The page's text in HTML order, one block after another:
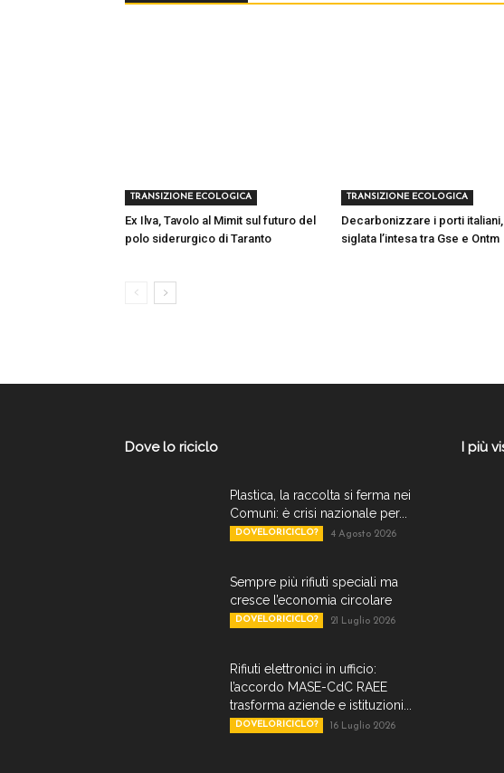
TRANSIZIONE ECOLOGICA
Ex Ilva, Tavolo al Mimit sul futuro del
polo siderurgico di Taranto
TRANSIZIONE ECOLOGICA
Decarbonizzare i porti italiani,
siglata l’intesa tra Gse e Ontm
Dove lo riciclo
Plastica, la raccolta si ferma nei
Comuni: è crisi nazionale per...
DOVELORICICLO? 4 Agosto 2026
Sempre più rifiuti speciali ma
cresce l’economia circolare
DOVELORICICLO? 21 Luglio 2026
Rifiuti elettronici in ufficio:
l’accordo MASE-CdC RAEE
trasforma aziende e istituzioni...
DOVELORICICLO? 16 Luglio 2026
I più